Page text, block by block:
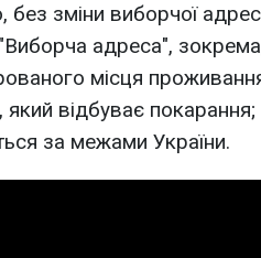
без зміни виборчої
адреса",
місця
який відбуває
за межами України.